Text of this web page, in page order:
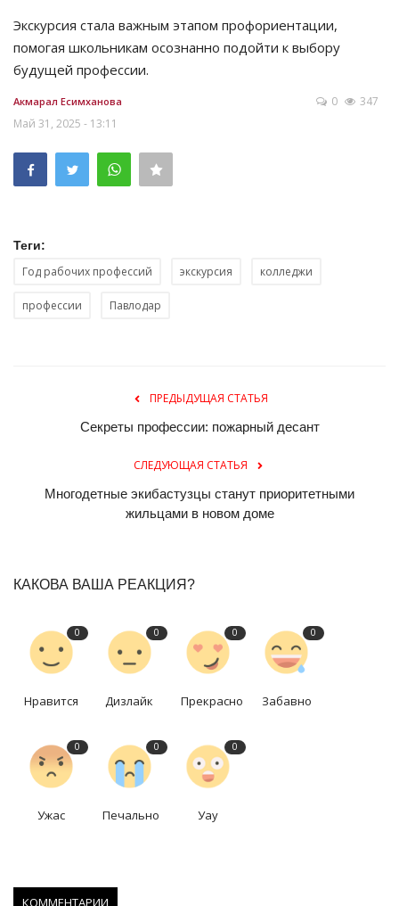
Экскурсия стала важным этапом профориентации,
помогая школьникам осознанно подойти к выбору
будущей профессии.
Акмарал Есимханова
Май 31, 2025 - 13:11
0 347
Теги:
Год рабочих профессий экскурсия колледжи
профессии Павлодар
ПРЕДЫДУЩАЯ СТАТЬЯ
Секреты профессии: пожарный десант
СЛЕДУЮЩАЯ СТАТЬЯ
Многодетные экибастузцы станут приоритетными
жильцами в новом доме
КАКОВА ВАША РЕАКЦИЯ?
0
Нравится
0
Дизлайк
0
Прекрасно
0
Забавно
0
Ужас
0
Печально
0
Уау
КОММЕНТАРИИ